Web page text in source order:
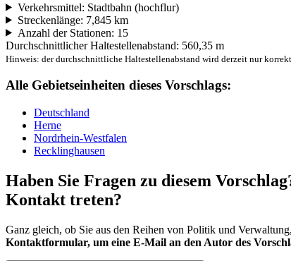
Verkehrsmittel: Stadtbahn (hochflur)
Streckenlänge: 7,845 km
Anzahl der Stationen: 15
Durchschnittlicher Haltestellenabstand: 560,35 m
Hinweis: der durchschnittliche Haltestellenabstand wird derzeit nur
Alle Gebietseinheiten dieses Vorschlags:
Deutschland
Herne
Nordrhein-Westfalen
Recklinghausen
Haben Sie Fragen zu diesem
Kontakt treten?
Ganz gleich, ob Sie aus den Reihen von Politik und
Kontaktformular, um eine E-Mail an den Autor des